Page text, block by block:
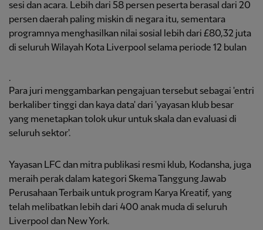
sesi dan acara. Lebih dari 58 persen peserta berasal dari 20
persen daerah paling miskin di negara itu, sementara
programnya menghasilkan nilai sosial lebih dari £80,32 juta
di seluruh Wilayah Kota Liverpool selama periode 12 bulan
.
Para juri menggambarkan pengajuan tersebut sebagai 'entri
berkaliber tinggi dan kaya data' dari 'yayasan klub besar
yang menetapkan tolok ukur untuk skala dan evaluasi di
seluruh sektor'.
Yayasan LFC dan mitra publikasi resmi klub, Kodansha, juga
meraih perak dalam kategori Skema Tanggung Jawab
Perusahaan Terbaik untuk program Karya Kreatif, yang
telah melibatkan lebih dari 400 anak muda di seluruh
Liverpool dan New York.